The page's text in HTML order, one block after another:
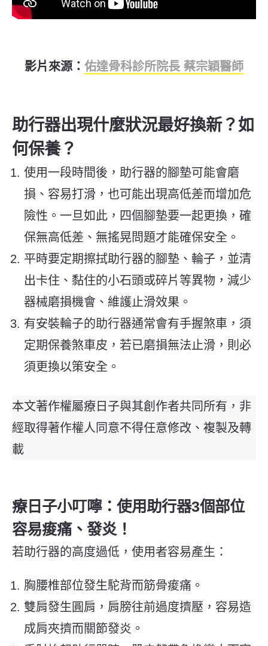
影片來源： 佑達骨科診所院長 蔡宗穎醫師
助行器出現什麼狀況最好換新？如
何保養？
使用一段時間後，助行器的腳墊可能會磨
損、容易打滑，也可能出現高低差而增加危
險性。一旦如此，四個腳墊要一起更換，確
保無高低差、無搖晃問題才能確保安全。
平時要定期擦拭助行器的腳墊、輪子，並清
出卡住、黏住的小石頭或碎片等異物，減少
器械磨損機會、維護止滑效果。
有安裝輪子的助行器通常會有手握煞車，須
定期保養煞車皮，若已磨損無法止滑，則必
須更換以策安全。
本文著作權屬療日子與其創作者共同所有，非
經取得著作權人同意不得任意修改、複製及轉
載
療日子小叮嚀：使用助行器3個部位
容易痠痛、發炎！
若助行器的高度過低，使用者容易產生：
胸腰椎部位發生駝背而筋骨痠痛。
雙肩發生圓肩，肩膀往前過度擠壓，容易造
成肩夾擠而關節發炎。